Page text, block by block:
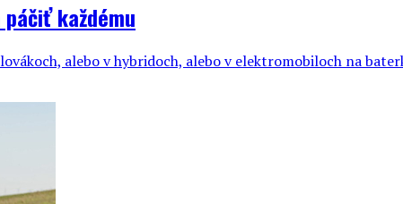
každému
alebo v hybridoch, alebo v elektromobiloch na